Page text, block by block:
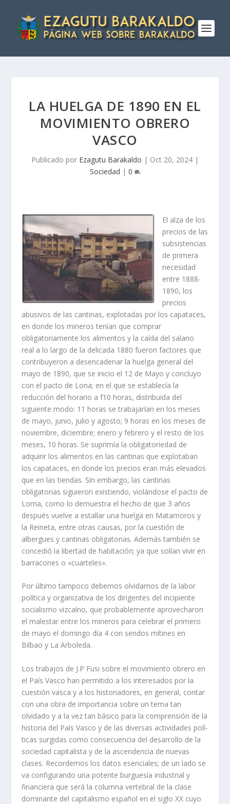
LA HUELGA DE 1890 EN EL
MOVIMIENTO OBRERO
VASCO
Publicado por Ezagutu Barakaldo | Oct 20, 2024 |
Sociedad | 0
El alza de los
precios de las
subsistencias
de primera
necesidad
entre 1888-
1890, los
precios
abusivos de las cantinas, explotadas por los capataces,
en donde los mineros tení­an que comprar
obligatoriamente los alimentos y la caí­da del salario
real a lo largo de la delicada 1880 fueron factores que
contribuyeron a desencadenar la huelga general del
mayo de 1890, que se inicio el 12 de Mayo y concluyo
con el pacto de Lona; en el que se establecí­a la
reducción del horario a f10 horas, distribuida del
siguiente modo: 11 horas se trabajarí­an en los meses
de mayo, junio, julio y agosto; 9 horas en los meses de
noviembre, diciembre; enero y febrero y el resto de los
meses, 10 horas. Se suprimí­a la obligatoriedad de
adquirir los alimentos en las cantinas que explotaban
los capataces, en donde los precios eran más elevados
que en las tiendas. Sin embargo, las cantinas
obligatorias siguieron existiendo, violándose el pacto de
Loma, como lo demuestra el hecho de que 3 años
después vuelve a estallar una huelga en Matamoros y
la Reineta, entre otras causas, por la cuestión de
albergues y cantinas obligatorias. Además también se
concedió la libertad de habitación; ya que solí­an vivir en
barracones o «cuarteles».
Por último tampoco debemos olvidarnos de la labor
polí­tica y organizativa de los dirigentes del incipiente
socialismo vizcaí­no, que probablemente aprovecharon
el malestar entre los mineros para celebrar el primero
de mayo el domingo dí­a 4 con sendos mí­tines en
Bilbao y La Arboleda.
Los trabajos de J.P Fusi sobre el movimiento obrero en
el Paí­s Vasco han permitido a los interesados por la
cuestión vasca y a los historiadores, en general, contar
con una obra de importancia sobre un tema tan
olvidado y a la vez tan básico para la comprensión de la
historia del Paí­s Vasco y de las diversas actividades polí­
ticas surgidas como consecuencia del desarrollo de la
sociedad capitalista y de la ascendencia de nuevas
clases. Recordemos los datos esenciales; de un lado se
va configurando una potente burguesí­a industrial y
financiera que será la columna vertebral de la clase
dominante del capitalismo español en el siglo XX cuyo